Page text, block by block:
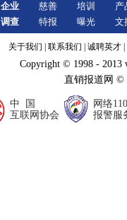
企业
调查
慈善
特报
培训
曝光
产
文
关于我们 联系我们 诚聘英才
Copyright © 1998 - 2013
直销报道网
中 国
互联网协会
网络110
报警服